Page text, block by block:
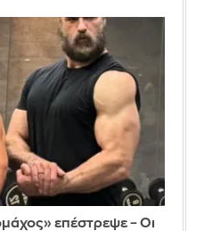
επέστρεψε – Οι